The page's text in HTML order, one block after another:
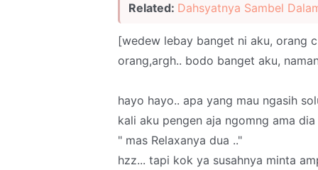
Related: Dahsyatnya Sambel
[wedew lebay banget ni aku, orang
orang,argh.. bodo banget aku,
hayo hayo.. apa yang mau ngasih
kali aku pengen aja ngomng ama dia
" mas Relaxanya dua .."
hzz... tapi kok ya susahnya minta